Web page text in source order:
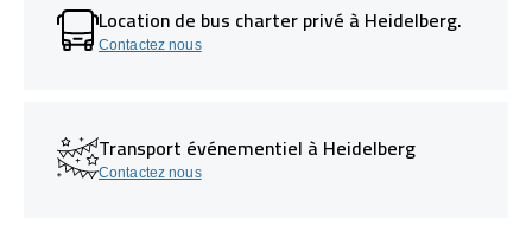
Location de bus charter privé à Heidelberg.
Contactez nous
Transport événementiel à Heidelberg
Contactez nous